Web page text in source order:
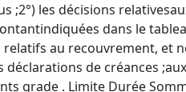
;2°) les décisions
dans le
relatifs au recouvrement, et
de créances
grade . Limite Durée